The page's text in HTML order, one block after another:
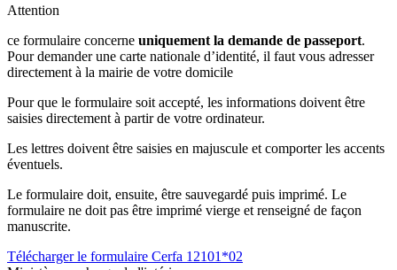
Attention
ce formulaire concerne uniquement la demande de passeport.
Pour demander une carte nationale d’identité, il faut vous adresser
directement à la mairie de votre domicile
Pour que le formulaire soit accepté, les informations doivent être
saisies directement à partir de votre ordinateur.
Les lettres doivent être saisies en majuscule et comporter les accents
éventuels.
Le formulaire doit, ensuite, être sauvegardé puis imprimé. Le
formulaire ne doit pas être imprimé vierge et renseigné de façon
manuscrite.
Télécharger le formulaire Cerfa 12101*02